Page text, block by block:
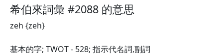
希伯來詞彙 #2088 的意思
zeh {zeh}
基本的字; TWOT - 528; 指示代名詞,副詞